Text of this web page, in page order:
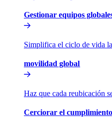
Gestionar equipos
Simplifica el ciclo de vida
movilidad global​​
Haz que cada reubicación
Cerciorar el cumplimiento​​